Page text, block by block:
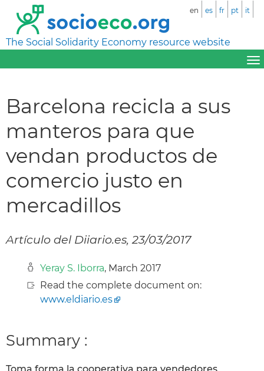
The Social Solidarity Economy resource website
en es fr pt it
Barcelona recicla a sus
manteros para que
vendan productos de
comercio justo en
mercadillos
Artículo del Diiario.es, 23/03/2017
Yeray S. Iborra, March 2017
Read the complete document on:
www.eldiario.es
Summary :